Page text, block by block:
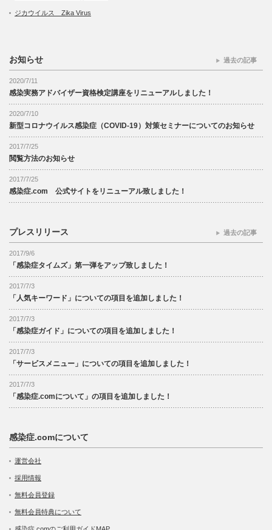
ジカウイルス Zika Virus
お知らせ
2020/7/11
感染実務アドバイザー資格検定講座をリニューアルしました！
2020/7/10
新型コロナウイルス感染症（COVID-19）対策セミナーについてのお知らせ
2017/7/25
閲覧方法のお知らせ
2017/7/25
感染症.com 公式サイトをリニューアル致しました！
過去の記事
プレスリリース
2017/9/6
「感染症タイムズ」第一弾をアップ致しました！
2017/7/3
「人気キーワード」についての項目を追加しました！
2017/7/3
「感染症ガイド」についての項目を追加しました！
2017/7/3
「サービスメニュー」についての項目を追加しました！
2017/7/3
「感染症.comについて」の項目を追加しました！
過去の記事
感染症.comについて
運営会社
採用情報
無料会員登録
無料会員特典について